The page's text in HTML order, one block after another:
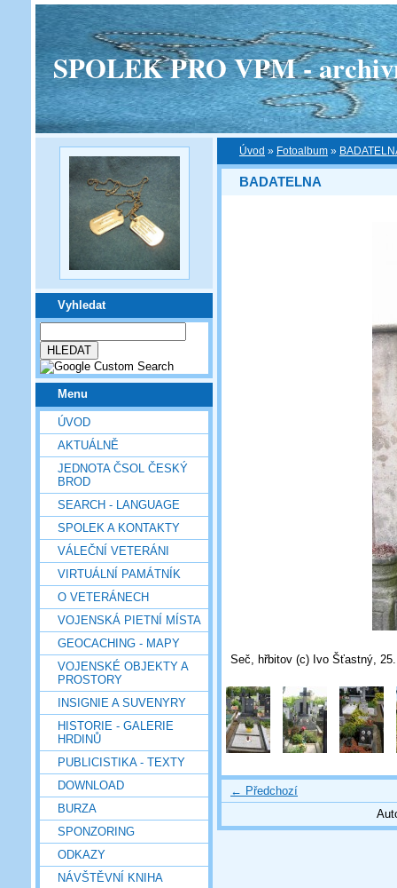
SPOLEK PRO VPM -
Vyhledat
Menu
ÚVOD
AKTUÁLNĚ
JEDNOTA ČSOL ČESKÝ
BROD
SEARCH - LANGUAGE
SPOLEK A KONTAKTY
VÁLEČNÍ VETERÁNI
VIRTUÁLNÍ PAMÁTNÍK
O VETERÁNECH
VOJENSKÁ PIETNÍ MÍSTA
GEOCACHING - MAPY
VOJENSKÉ OBJEKTY A
PROSTORY
INSIGNIE A SUVENYRY
HISTORIE - GALERIE
HRDINŮ
PUBLICISTIKA - TEXTY
DOWNLOAD
BURZA
SPONZORING
ODKAZY
NÁVŠTĚVNÍ KNIHA
Úvod » Fotoalbum »
BADATELNA
Seč, hřbitov (c) Ivo Šťastný,
← Předchozí